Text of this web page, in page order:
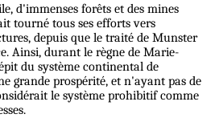
d'immenses forêts et des mines
tourné tous ses efforts vers
depuis que le traité de Munster
Ainsi, durant le règne de Marie-
du système continental de
grande prospérité, et n'ayant pas de
le système prohibitif comme